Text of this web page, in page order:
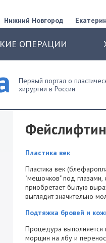
Нижний Новгород
ОПЕРАЦИИ
Первый портал о
хирургии в России
Пластика век
Пластика век
"мешочков" под глазами,
приобретает былую
выглядит значительно
Подтяжка бровей и
Процедура выполняется
морщин на лбу и